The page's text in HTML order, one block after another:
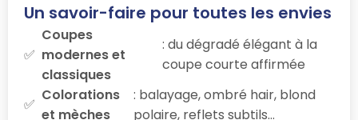
Un savoir-faire pour toutes les envies
Coupes
modernes et
classiques
: du dégradé élégant à la
coupe courte affirmée
Colorations
et mèches
: balayage, ombré hair, blond
polaire, reflets subtils…